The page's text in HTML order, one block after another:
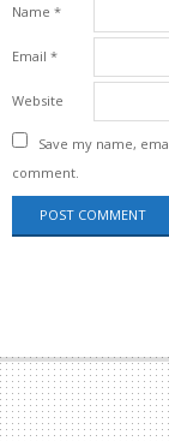
Name *
Email *
Website
Save my name,
comment.